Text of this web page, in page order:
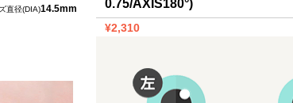
直径(DIA)14.5mm
0.75/AXIS180°)
¥2,310